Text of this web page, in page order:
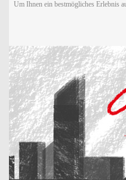
Um Ihnen ein bestmögliches Erlebnis